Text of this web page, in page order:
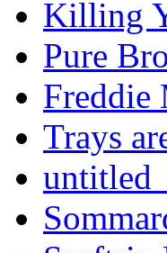
Killing
Pure
Freddie
Trays